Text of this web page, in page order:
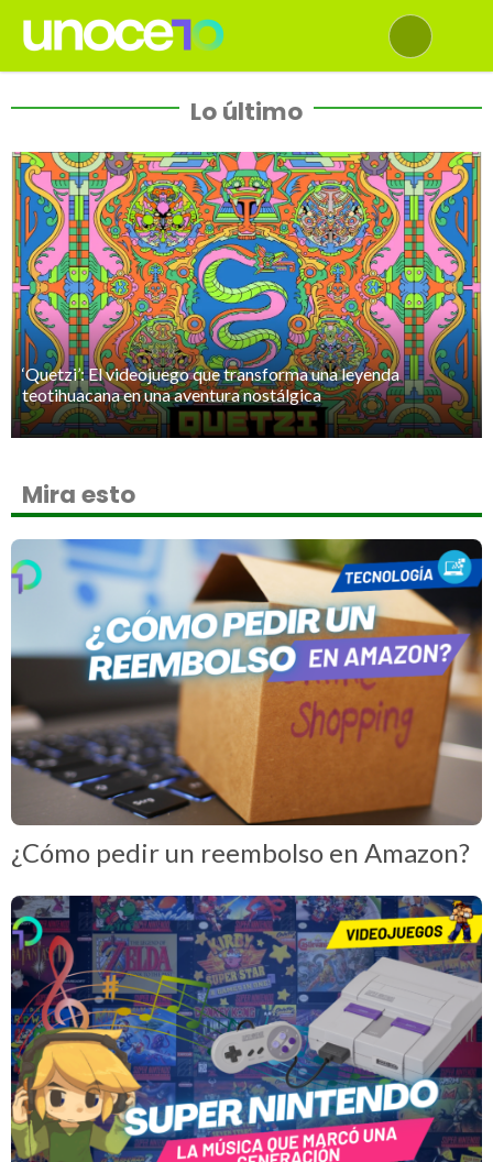
Lo último
‘Quetzi’: El videojuego que transforma una leyenda
teotihuacana en una aventura nostálgica
Mira esto
¿Cómo pedir un reembolso en Amazon?